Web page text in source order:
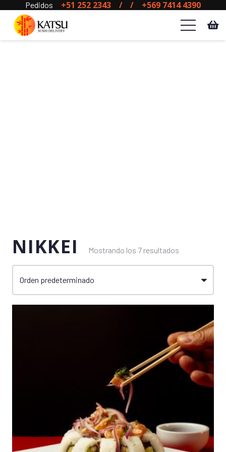
Pedidos +51 252 2343 / / +569 7414 4390
NIKKEI Mostrando los 7 resultados